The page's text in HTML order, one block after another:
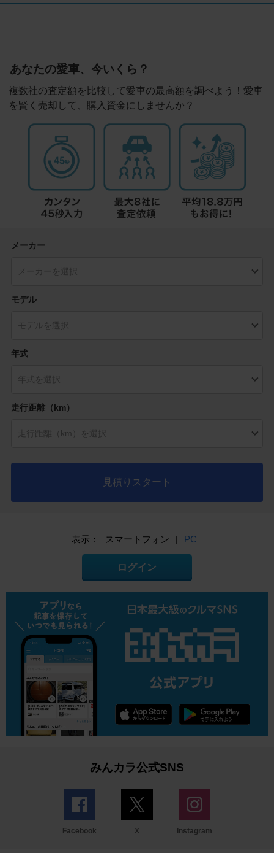
あなたの愛車、今いくら？
複数社の査定額を比較して愛車の最高額を調べよう！愛車
を賢く売却して、購入資金にしませんか？
メーカー
モデル
年式
走行距離（km）
見積りスタート
表示： スマートフォン | PC
ログイン
みんカラ公式SNS
Facebook X Instagram